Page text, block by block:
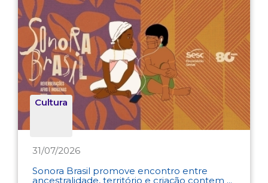
Cultura
31/07/2026
Sonora Brasil promove encontro entre
ancestralidade, território e criação contem ...